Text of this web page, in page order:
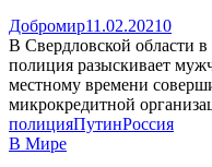
Добромир11.02.20210
В Свердловской области
полиция разыскивает
местному времени
микрокредитной
полицияПутинРоссия
В Мире